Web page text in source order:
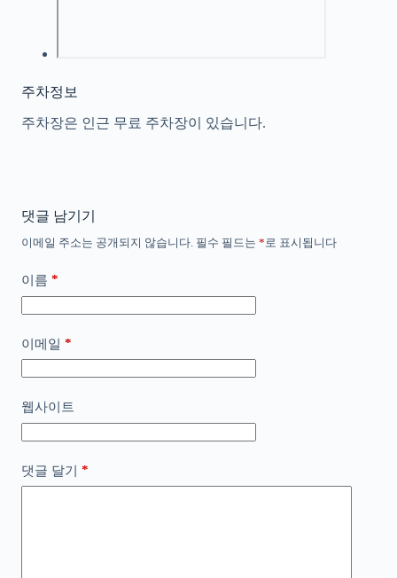
주차정보
주차장은 인근 무료 주차장이 있습니다.
댓글 남기기
이메일 주소는 공개되지 않습니다. 필수 필드는 *로 표시됩니다
이름 *
이메일 *
웹사이트
댓글 달기 *